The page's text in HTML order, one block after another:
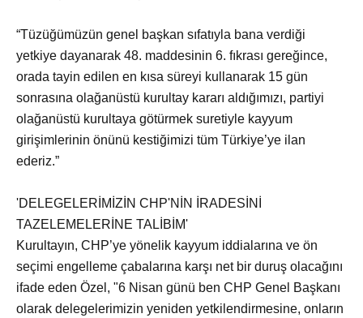
“Tüzüğümüzün genel başkan sıfatıyla bana verdiği
yetkiye dayanarak 48. maddesinin 6. fıkrası gereğince,
orada tayin edilen en kısa süreyi kullanarak 15 gün
sonrasına olağanüstü kurultay kararı aldığımızı, partiyi
olağanüstü kurultaya götürmek suretiyle kayyum
girişimlerinin önünü kestiğimizi tüm Türkiye’ye ilan
ederiz.”
'DELEGELERİMİZİN CHP'NİN İRADESİNİ
TAZELEMELERİNE TALİBİM'
Kurultayın, CHP’ye yönelik kayyum iddialarına ve ön
seçimi engelleme çabalarına karşı net bir duruş olacağını
ifade eden Özel, "6 Nisan günü ben CHP Genel Başkanı
olarak delegelerimizin yeniden yetkilendirmesine, onların